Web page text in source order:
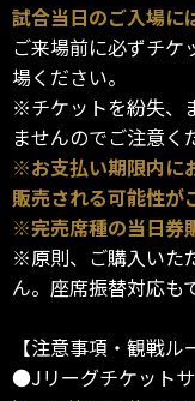
試合当日のご入場に
ご来場前に必ずチケ
場ください。
※チケットを紛失、
ませんのでご注意く
※お支払い期限内に
販売される可能性が
※完売席種の当日券
※原則、ご購入いた
ん。座席振替対応も
【注意事項・観戦
●Jリーグチケット